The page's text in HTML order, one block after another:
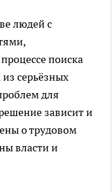
людей с
поиска
серьёзных
для
зависит и
о трудовом
власти и